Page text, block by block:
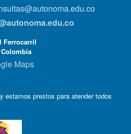
Ferrocarril
Maps
estamos prestos para atender todos